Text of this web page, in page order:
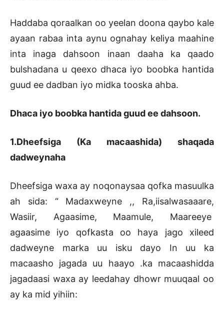
Haddaba qoraalkan oo yeelan doona qaybo kale
ayaan rabaa inta aynu ognahay keliya maahine
inta inaga dahsoon inaan daaha ka qaado
bulshadana u qeexo dhaca iyo boobka hantida
guud ee dadban iyo midka tooska ahba.
Dhaca iyo boobka hantida guud ee dahsoon.
1.Dheefsiga (Ka macaashida) shaqada
dadweynaha
Dheefsiga waxa ay noqonaysaa qofka masuulka
ah sida: “ Madaxweyne ,, Ra,iisalwasaaare,
Wasiir, Agaasime, Maamule, Maareeye
agaasime iyo qofkasta oo haya jago xileed
dadweyne marka uu isku dayo In uu ka
macaasho jagada uu haayo .ka macaashidda
jagadaasi waxa ay leedahay dhowr muuqaal oo
ay ka mid yihiin: